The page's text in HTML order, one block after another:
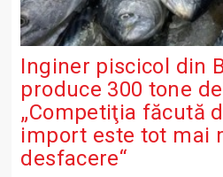
Inginer piscicol din
produce 300 tone
„Competiţia făcută
import este tot mai
desfacere“